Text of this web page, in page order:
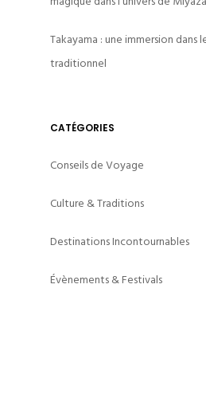
Takayama : une immersion dans
traditionnel
CATÉGORIES
Conseils de Voyage
Culture & Traditions
Destinations Incontournables
Évènements & Festivals